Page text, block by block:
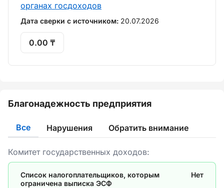
органах госдоходов
Дата сверки с источником: 20.07.2026
0.00 ₸
Благонадежность предприятия
Все Нарушения Обратить внимание
Комитет государственных доходов:
Список налогоплательщиков, которым
ограничена выписка ЭСФ
Нет